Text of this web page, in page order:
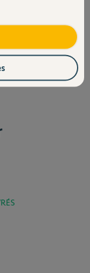
imageView larger image